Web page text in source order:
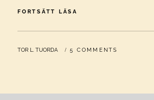
FORTSÄTT LÄSA
SIG
BY
TOR L. TUORDA 5 COMMENTS